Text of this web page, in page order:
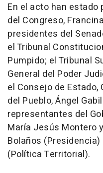
En el acto han
del Congreso,
presidentes del
el Tribunal
Pumpido; el Tribunal
General del Poder
el Consejo de Estado,
del Pueblo, Ángel
representantes del
María Jesús Montero
Bolaños
(Política Territorial).